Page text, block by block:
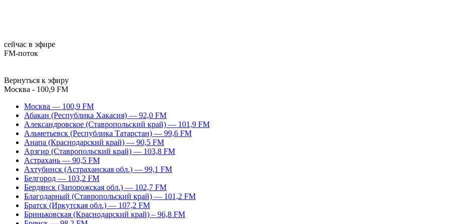
сейчас в эфире
FM-поток
Вернуться к эфиру
Москва - 100,9 FM
Москва — 100,9 FM
Абакан (Республика Хакасия) — 92,0 FM
Александровское (Ставропольский край) — 101,9 FM
Альметьевск (Республика Татарстан) — 99,6 FM
Анапа (Краснодарский край) — 90,5 FM
Арзгир (Ставропольский край) — 103,8 FM
Астрахань — 90,5 FM
Ахтубинск (Астраханская обл.) — 99,1 FM
Белгород — 103,2 FM
Бердянск (Запорожская обл.) — 102,7 FM
Благодарный (Ставропольский край) — 101,2 FM
Братск (Иркутская обл.) — 107,2 FM
Бриньковская (Краснодарский край) – 96,8 FM